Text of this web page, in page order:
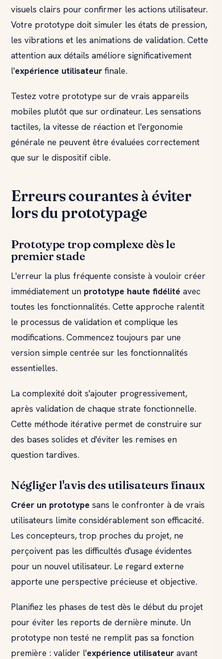
visuels clairs pour confirmer les actions utilisateur.
Votre prototype doit simuler les états de pression,
les vibrations et les animations de validation. Cette
attention aux détails améliore significativement
l'expérience utilisateur finale.
Testez votre prototype sur de vrais appareils
mobiles plutôt que sur ordinateur. Les sensations
tactiles, la vitesse de réaction et l'ergonomie
générale ne peuvent être évaluées correctement
que sur le dispositif cible.
Erreurs courantes à éviter
lors du prototypage
Prototype trop complexe dès le
premier stade
L'erreur la plus fréquente consiste à vouloir créer
immédiatement un prototype haute fidélité avec
toutes les fonctionnalités. Cette approche ralentit
le processus de validation et complique les
modifications. Commencez toujours par une
version simple centrée sur les fonctionnalités
essentielles.
La complexité doit s'ajouter progressivement,
après validation de chaque strate fonctionnelle.
Cette méthode itérative permet de construire sur
des bases solides et d'éviter les remises en
question tardives.
Négliger l'avis des utilisateurs finaux
Créer un prototype sans le confronter à de vrais
utilisateurs limite considérablement son efficacité.
Les concepteurs, trop proches du projet, ne
perçoivent pas les difficultés d'usage évidentes
pour un nouvel utilisateur. Le regard externe
apporte une perspective précieuse et objective.
Planifiez les phases de test dès le début du projet
pour éviter les reports de dernière minute. Un
prototype non testé ne remplit pas sa fonction
première : valider l'expérience utilisateur avant